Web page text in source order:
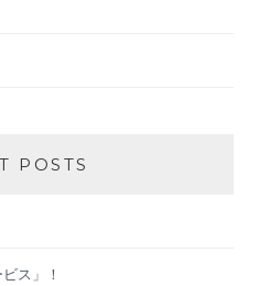
POSTS
ス」！